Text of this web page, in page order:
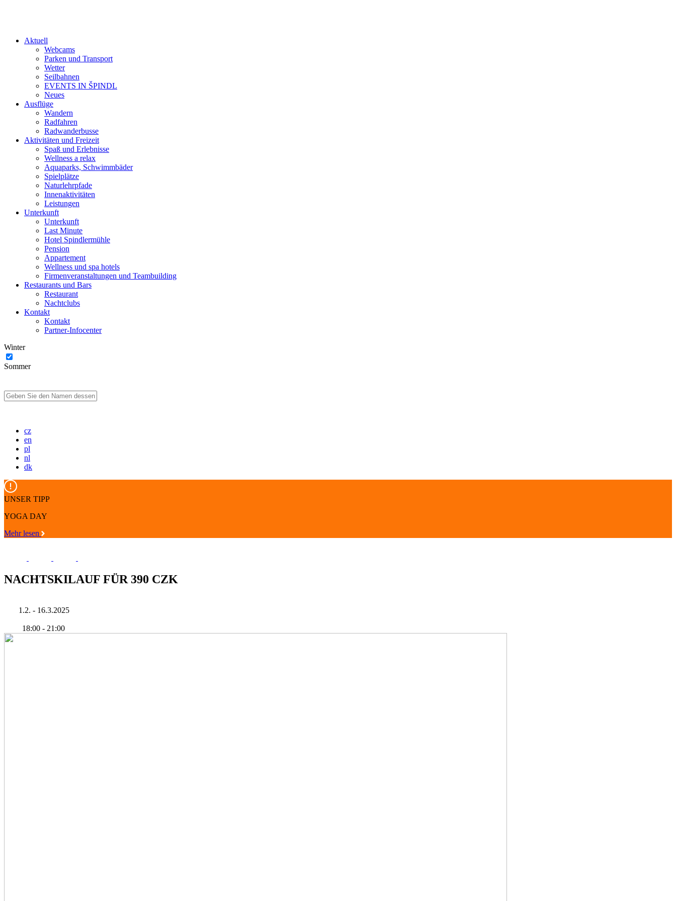
Aktuell
Webcams
Parken und Transport
Wetter
Seilbahnen
EVENTS IN ŠPINDL
Neues
Ausflüge
Wandern
Radfahren
Radwanderbusse
Aktivitäten und Freizeit
Spaß und Erlebnisse
Wellness a relax
Aquaparks, Schwimmbäder
Spielplätze
Naturlehrpfade
Innenaktivitäten
Leistungen
Unterkunft
Unterkunft
Last Minute
Hotel Spindlermühle
Pension
Appartement
Wellness und spa hotels
Firmenveranstaltungen und Teambuilding
Restaurants und Bars
Restaurant
Nachtclubs
Kontakt
Kontakt
Partner-Infocenter
Winter
Sommer
cz
en
pl
nl
dk
UNSER TIPP
YOGA DAY
Mehr lesen
NACHTSKILAUF FÜR 390 CZK
1.2. - 16.3.2025
18:00 - 21:00